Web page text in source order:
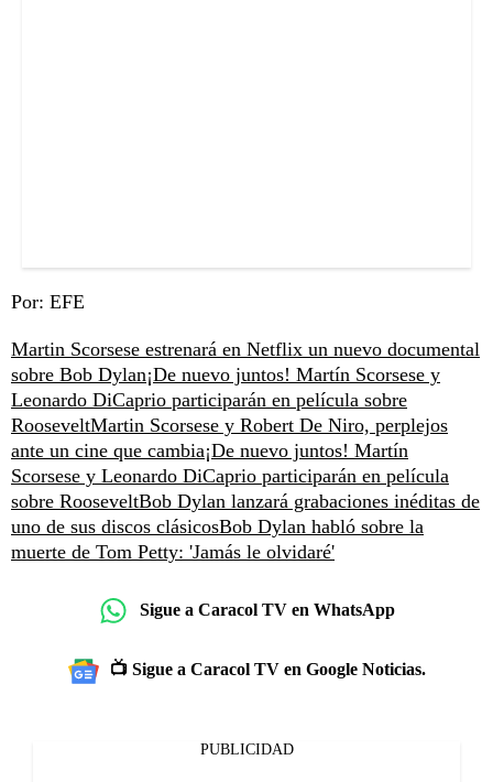
Por: EFE
Martin Scorsese estrenará en Netflix un nuevo documental
sobre Bob Dylan¡De nuevo juntos! Martín Scorsese y
Leonardo DiCaprio participarán en película sobre
RooseveltMartin Scorsese y Robert De Niro, perplejos
ante un cine que cambia¡De nuevo juntos! Martín
Scorsese y Leonardo DiCaprio participarán en película
sobre RooseveltBob Dylan lanzará grabaciones inéditas de
uno de sus discos clásicosBob Dylan habló sobre la
muerte de Tom Petty: 'Jamás le olvidaré'
Sigue a Caracol TV en WhatsApp
📺 Sigue a Caracol TV en Google Noticias.
PUBLICIDAD